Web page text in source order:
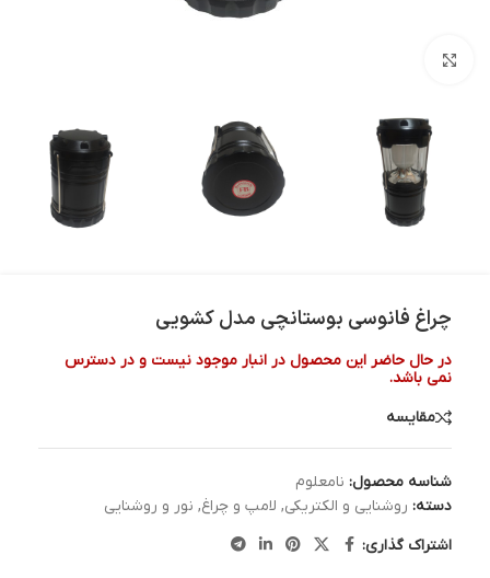
چراغ فانوسی بوستانچی مدل کشویی
در حال حاضر این محصول در انبار موجود نیست و در دسترس
نمی باشد.
مقایسه
شناسه محصول: نامعلوم
دسته: روشنایی و الکتریکی, لامپ و چراغ, نور و روشنایی
اشتراک گذاری: